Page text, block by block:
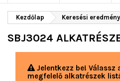
Kezdőlap Keresési
SBJ3024
Jelentkezz be! Válassz
megfelelő alkatrészek